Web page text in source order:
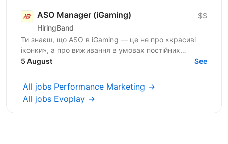
ASO Manager (iGaming)
HiringBand
$$
Ти знаєш, що ASO в iGaming — це не про «красиві
іконки», а про виживання в умовах постійних
штормів, обхід модерації та ювелірну роботу з
5 August See
All jobs Performance Marketing →
All jobs Evoplay →